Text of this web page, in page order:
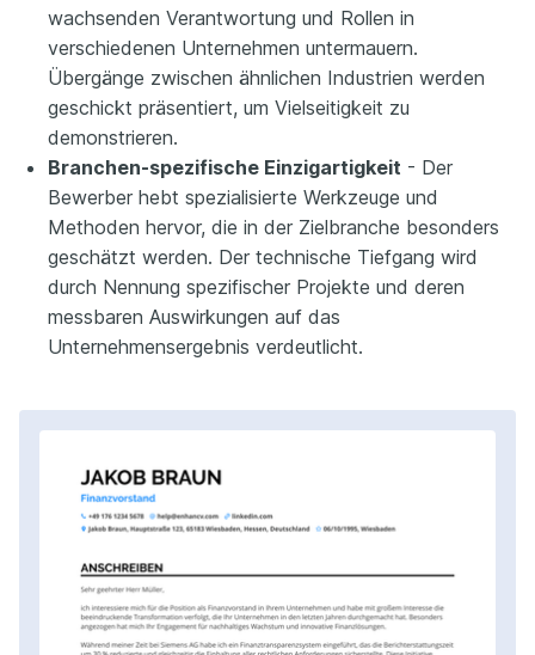
wachsenden Verantwortung und Rollen in
verschiedenen Unternehmen untermauern.
Übergänge zwischen ähnlichen Industrien werden
geschickt präsentiert, um Vielseitigkeit zu
demonstrieren.
Branchen-spezifische Einzigartigkeit - Der
Bewerber hebt spezialisierte Werkzeuge und
Methoden hervor, die in der Zielbranche besonders
geschätzt werden. Der technische Tiefgang wird
durch Nennung spezifischer Projekte und deren
messbaren Auswirkungen auf das
Unternehmensergebnis verdeutlicht.